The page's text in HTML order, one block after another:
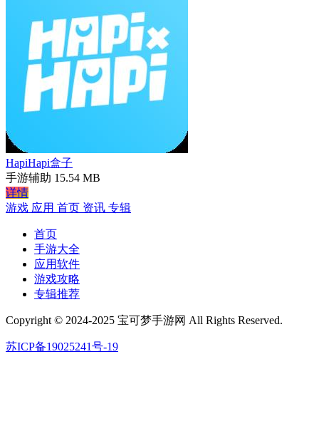
HapiHapi盒子
手游辅助 15.54 MB
详情
游戏 应用 首页 资讯 专辑
首页
手游大全
应用软件
游戏攻略
专辑推荐
Copyright © 2024-2025 宝可梦手游网 All Rights Reserved.
苏ICP备19025241号-19